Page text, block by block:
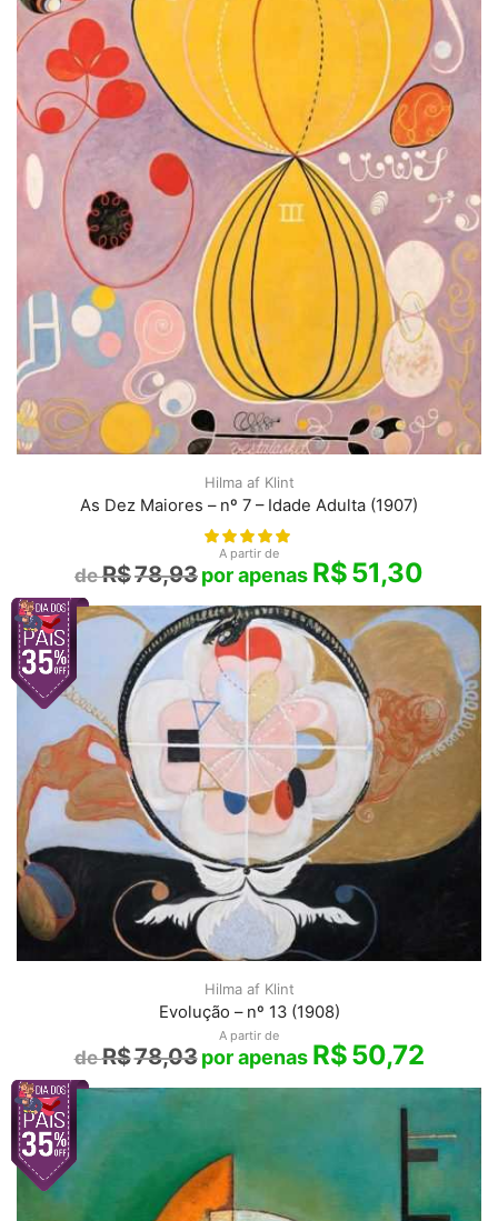
Hilma af Klint
As Dez Maiores – nº 7 – Idade Adulta (1907)
A partir de
R$78,93 R$51,30
Hilma af Klint
Evolução – nº 13 (1908)
A partir de
R$78,03 R$50,72